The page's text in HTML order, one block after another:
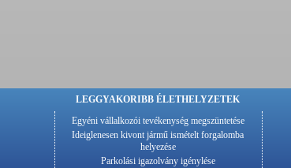
LEGGYAKORIBB ÉLETHELYZETEK
Egyéni vállalkozói tevékenység megszüntetése
Ideiglenesen kivont jármű ismételt forgalomba
helyezése
Parkolási igazolvány igénylése